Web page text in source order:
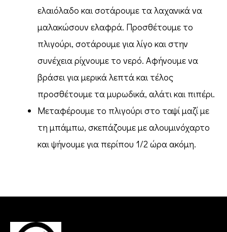
ελαιόλαδο και σοτάρουμε τα λαχανικά να
μαλακώσουν ελαφρά. Προσθέτουμε το
πλιγούρι, σοτάρουμε για λίγο και στην
συνέχεια ρίχνουμε το νερό. Αφήνουμε να
βράσει για μερικά λεπτά και τέλος
προσθέτουμε τα μυρωδικά, αλάτι και πιπέρι.
Μεταφέρουμε το πλιγούρι στο ταψί μαζί με
τη μπάμπω, σκεπάζουμε με αλουμινόχαρτο
και ψήνουμε για περίπου 1/2 ώρα ακόμη.